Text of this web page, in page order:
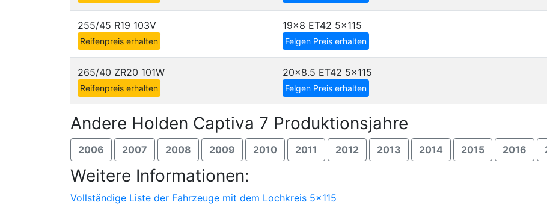
255/45 R19 103V
Reifenpreis erhalten
19x8 ET42 5x115
Felgen Preis erhalten
265/40 ZR20 101W
Reifenpreis erhalten
20x8.5 ET42 5x115
Felgen Preis erhalten
Andere Holden Captiva 7 Produktionsjahre
2006 2007 2008 2009 2010 2011 2012 2013 2014 2015 2016
Weitere Informationen:
Vollständige Liste der Fahrzeuge mit dem Lochkreis 5x115